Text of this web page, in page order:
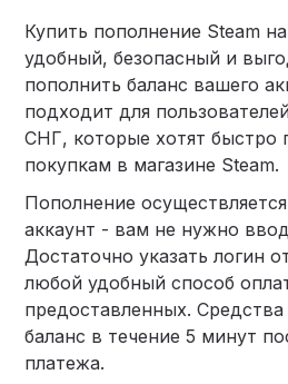
Купить пополнение Steam
удобный, безопасный и
пополнить баланс вашего
подходит для
СНГ, которые хотят быстро
покупкам в магазине Steam.
Пополнение
аккаунт - вам не нужно
Достаточно указать логин
любой удобный способ
предоставленных.
баланс в течение 5 минут
платежа.